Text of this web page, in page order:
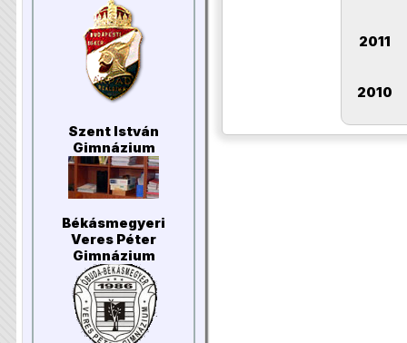
Szent István
Gimnázium
Békásmegyeri
Veres Péter
Gimnázium
2011
2010